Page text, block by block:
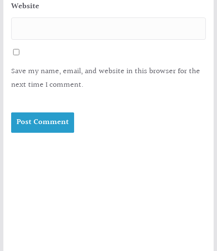
Website
Save my name, email, and website in this browser for the
next time I comment.